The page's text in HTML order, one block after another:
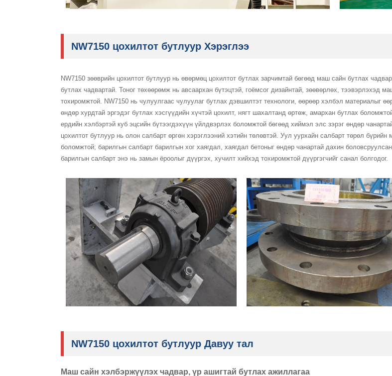
NW7150 цохилтот бутлуур Хэрэглээ
NW7150 зөөврийн цохилтот бутлуур нь өвөрмөц цохилтот бутлах зарчимтай бөгөөд маш сайн бутлах
бутлах чадвартай. Тоног төхөөрөмж нь авсаархан бүтэцтэй, гоёмсог дизайнтай, зөөвөрлөх,
тохиромжтой. NW7150 нь чулуулгаас чулуулаг бутлах дэвшилтэт технологи, өөрөөр хэлбэл материалыг
өндөр хурдтай эргэдэг бутлах хэсгүүдийн хүчтэй цохилт, нягт шахалтанд өртөж, амархан бутлах
ердийн хэлбэртэй куб эцсийн бүтээгдэхүүн үйлдвэрлэх боломжтой бөгөөд хиймэл элс зэрэг өндөр
цохилтот бутлуур нь олон салбарт өргөн хэрэглээний хэтийн төлөвтэй. Уул уурхайн салбарт төрөл
боломжтой; барилгын салбарт барилгын хог хаягдал, хаягдал бетоныг өндөр чанартай дахин
барилгын салбарт энэ нь замын ёроолыг дүүргэх, хучилт хийхэд тохиромжтой дүүргэгчийг санал болгодог.
NW7150 цохилтот бутлуур Давуу тал
Маш сайн хэлбэржүүлэх чадвар, үр ашигтай бутлах ажиллагаа